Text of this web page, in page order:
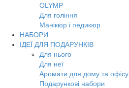
OLYMP
Для гоління
Манікюр і педикюр
НАБОРИ
ІДЕЇ ДЛЯ ПОДАРУНКІВ
Для нього
Для неї
Аромати для дому та офісу
Подарункові набори